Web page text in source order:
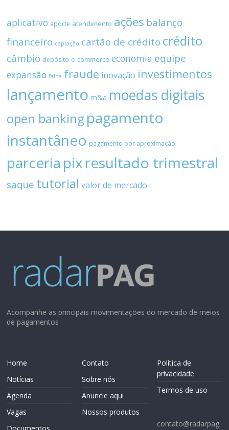
aplicativo aporte atendimento ações balanço
financeiro captação cartão de crédito crédito
câmbio depósito e-commerce economia equipe
expansão falha fraude inovação investimentos
lançamento m&a moedas digitais
open banking pagamento
instantâneo pagamento por aproximação
parceria pixresultado trimestral
saque tutorial valor de mercado
Acompanhe as principais movimentações do mercado de meios
de pagamentos
Home
Notícias
Agenda
Vagas
Documentos
Contato
Sobre nós
Anuncie aqui
Nossos produtos
Política de
privacidade
Termos de uso
contato@radarpag.